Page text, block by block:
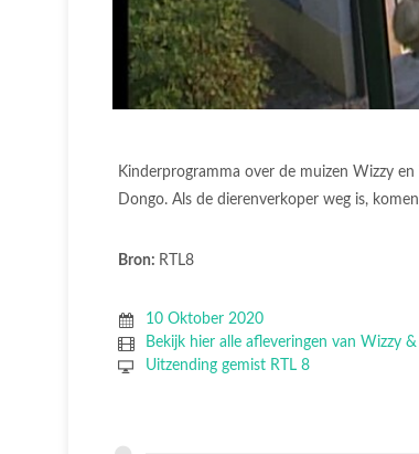
Kinderprogramma over de muizen Wizzy
Dongo. Als de dierenverkoper weg is,
Bron: RTL8
10 Oktober 2020
Bekijk hier alle afleveringen van Wizzy
Uitzending gemist RTL 8